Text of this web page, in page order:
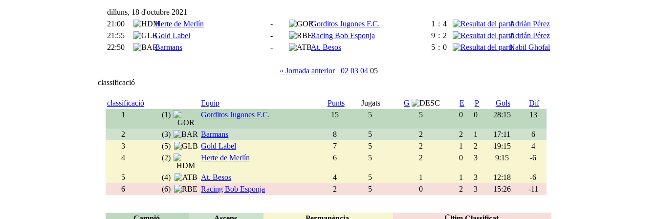
dilluns, 18 d'octubre 2021
21:00
Herte de Merlín - Gorditos Jugones F.C. 1 : 4
Adrián Pérez
21:55
Gold Label - Racing Bob Esponja 9 : 2
Adrián Pérez
22:50
Barmans - At. Besos 5 : 0 Nabil Ghofal
« Jornada anterior 02 03 0405
classificació
classificació Equip Punts Jugats G E P Gols
Dif
1
(1) Gorditos Jugones F.C. 15 5 5 0 0 28:15 13
2 (3) Barmans 8 5 2 2 1 17:11
6
3
(5) Gold Label 7 5 2 1 2 19:15
4
4
(2) Herte de Merlín 6 5 2 0 3 9:15 -6
5 (4) At. Besos 4 5 1 1 3 12:18
-6
6
(6) Racing Bob Esponja 2 5 0 2 3 15:26 -11